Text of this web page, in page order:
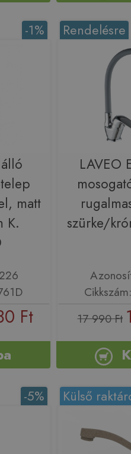
-1%
matt
K.
Ft
Rendelésre
LAVEO
szürke/
17 990 Ft
-5% Külső